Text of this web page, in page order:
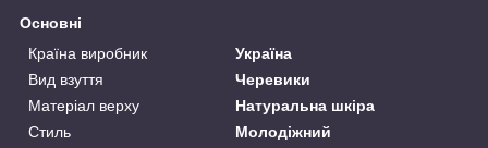
Основні
Країна виробник
Україна
Вид взуття
Черевики
Матеріал верху
Натуральна шкіра
Стиль
Молодіжний